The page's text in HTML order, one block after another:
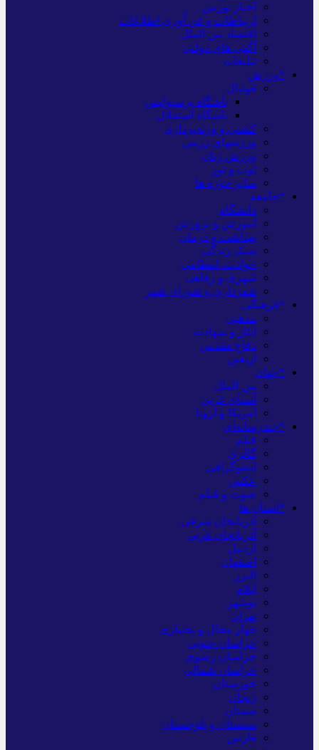
اخبار بورس
ارتباطات و فن آوری اطلاعات
اقتصاد بین الملل
آگهی های دولتی
تبلیغات
*ورزش
فوتبال
باشگاه پرسپولیس
باشگاه استقلال
کشتی و وزنه‌برداری
ورزشهای رزمی
ورزش زنان
توپ و تور
سایر حوزه ها
*جامعه
دانشگاه
آموزش و پرورش
بهداشت و درمان
سبک زندگی
حوادث، انتظامی
شهری و رفاهی
شهرداری و شورای شهر
*فرهنگی
مذهبی
ایثار و شهادت
دفاع مقدس
اربعین
*جهان
بین الملل
آسیای غربی
آمریکا و اروپا
*چندرسانه‌ای
فیلم
گالری
اینفوگرافی
عکس
صوت و فیلم
*استان ها
آذربایجان شرقی
آذربایجان غربی
اردبیل
اصفهان
البرز
ایلام
بوشهر
تهران
چهار محال و بختیاری
خراسان جنوبی
خراسان رضوی
خراسان شمالی
خوزستان
زنجان
سمنان
سیستان و بلوچستان
فارس